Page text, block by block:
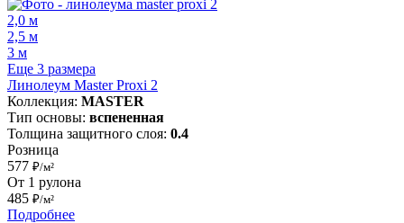
2,0 м
2,5 м
3 м
Еще 3 размера
Линолеум Master Proxi 2
Коллекция: MASTER
Тип основы: вспененная
Толщина защитного слоя: 0.4
Розница
577 ₽/м²
От 1 рулона
485 ₽/м²
Подробнее